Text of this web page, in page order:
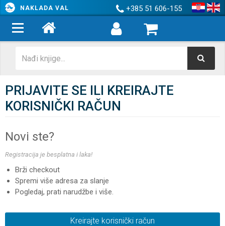
NAKLADA VAL +385 51 606-155
PRIJAVITE SE ILI KREIRAJTE
KORISNIČKI RAČUN
Novi ste?
Registracija je besplatna i laka!
Brži checkout
Spremi više adresa za slanje
Pogledaj, prati narudžbe i više.
Kreirajte korisnički račun